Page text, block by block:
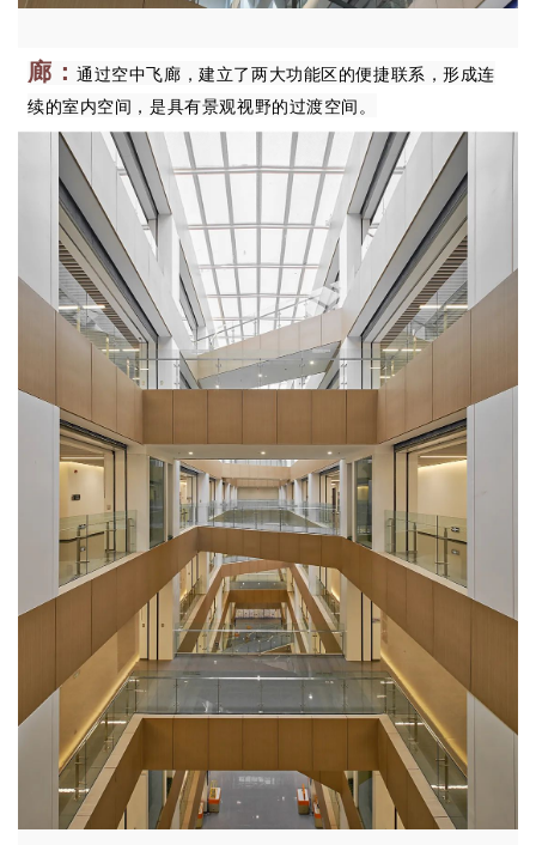
廊 ：通过空中飞廊，建立了两大功能区的便捷联系，形成连
续的室内空间，是具有景观视野的过渡空间。